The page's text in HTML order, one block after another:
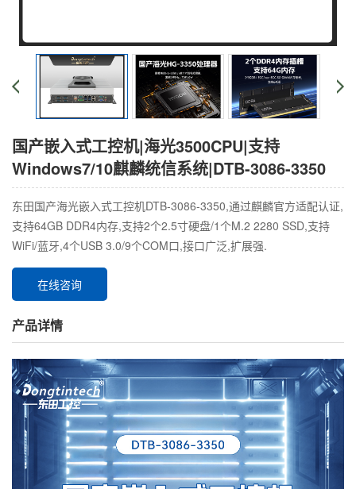
国产嵌入式工控机|海光3500CPU|支持
Windows7/10麒麟统信系统|DTB-3086-3350
东田国产海光嵌入式工控机DTB-3086-3350,通过麒麟官方适配认证,
支持64GB DDR4内存,支持2个2.5寸硬盘/1个M.2 2280 SSD,支持
WiFi/蓝牙,4个USB 3.0/9个COM口,接口广泛,扩展强.
在线咨询
产品详情